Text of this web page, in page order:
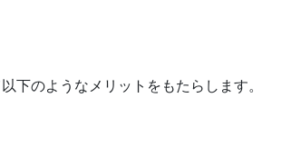
下のようなメリットをもたらします。